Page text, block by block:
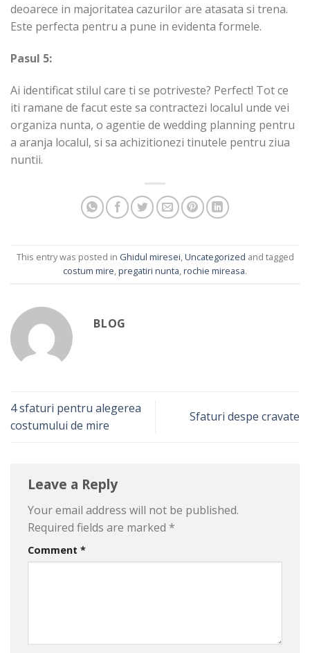
deoarece in majoritatea cazurilor are atasata si trena.
Este perfecta pentru a pune in evidenta formele.
Pasul 5:
Ai identificat stilul care ti se potriveste? Perfect! Tot ce
iti ramane de facut este sa contractezi localul unde vei
organiza nunta, o agentie de wedding planning pentru
a aranja localul, si sa achizitionezi tinutele pentru ziua
nuntii.
This entry was posted in Ghidul miresei,Uncategorized and tagged
costum mire,pregatiri nunta,rochie mireasa.
BLOG
4 sfaturi pentru alegerea
costumului de mire
Sfaturi despe cravate
Leave a Reply
Your email address will not be published.
Required fields are marked *
Comment *